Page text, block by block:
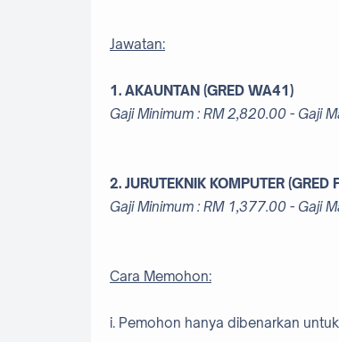
Jawatan:
1. AKAUNTAN (GRED WA41)
Gaji Minimum : RM 2,820.00 - Gaji
2. JURUTEKNIK KOMPUTER (GRED
Gaji Minimum : RM 1,377.00 - Gaji
Cara Memohon:
i. Pemohon hanya dibenarkan